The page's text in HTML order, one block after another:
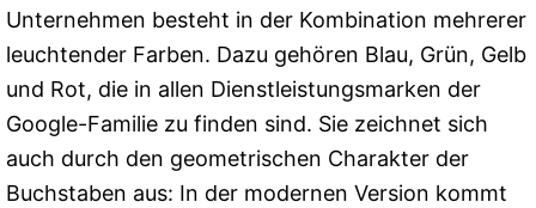
Unternehmen besteht in der Kombination mehrerer
leuchtender Farben. Dazu gehören Blau, Grün, Gelb
und Rot, die in allen Dienstleistungsmarken der
Google-Familie zu finden sind. Sie zeichnet sich
auch durch den geometrischen Charakter der
Buchstaben aus: In der modernen Version kommt